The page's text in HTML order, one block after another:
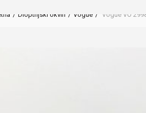
Dioptrijski okviri Vogue Vogue VO